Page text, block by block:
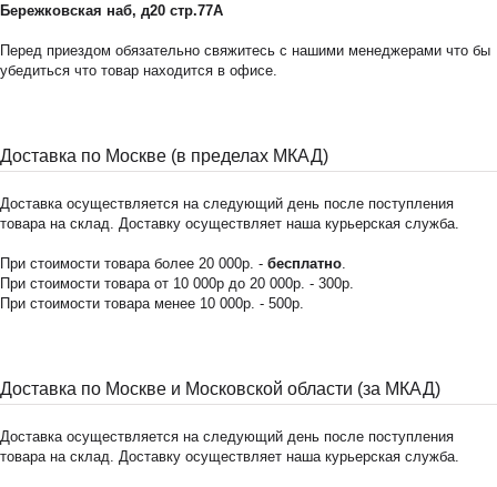
Бережковская наб, д20 стр.77А
Перед приездом обязательно свяжитесь с нашими менеджерами что бы
убедиться что товар находится в офисе.
Доставка по Москве (в пределах МКАД)
Доставка осуществляется на следующий день после поступления
товара на склад. Доставку осуществляет наша курьерская служба.
При стоимости товара более 20 000р. - бесплатно.
При стоимости товара от 10 000р до 20 000р. - 300р.
При стоимости товара менее 10 000р. - 500р.
Доставка по Москве и Московской области (за МКАД)
Доставка осуществляется на следующий день после поступления
товара на склад. Доставку осуществляет наша курьерская служба.